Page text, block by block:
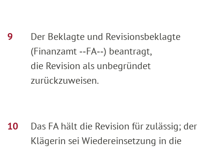
Der Beklagte und Revisionsbeklagte
(Finanzamt ‑‑FA‑‑) beantragt,
die Revision als unbegründet
zurückzuweisen.
Das FA hält die Revision für zulässig; der
Klägerin sei Wiedereinsetzung in die